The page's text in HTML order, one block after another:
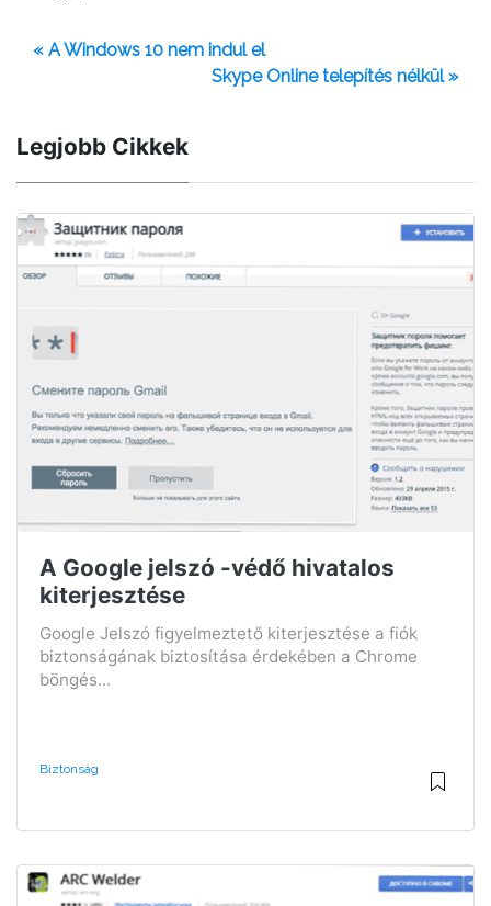
« A Windows 10 nem indul el
Skype Online telepítés nélkül »
Legjobb Cikkek
A Google jelszó -védő hivatalos
kiterjesztése
Google Jelszó figyelmeztető kiterjesztése a fiók
biztonságának biztosítása érdekében a Chrome
böngés...
Biztonság